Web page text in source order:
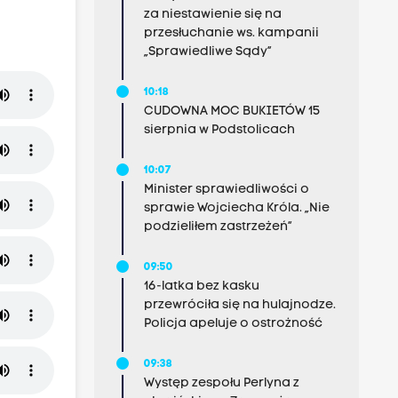
za niestawienie się na
przesłuchanie ws. kampanii
„Sprawiedliwe Sądy”
10:18
CUDOWNA MOC BUKIETÓW 15
sierpnia w Podstolicach
10:07
Minister sprawiedliwości o
sprawie Wojciecha Króla. „Nie
podzieliłem zastrzeżeń”
09:50
16-latka bez kasku
przewróciła się na hulajnodze.
Policja apeluje o ostrożność
09:38
Występ zespołu Perlyna z